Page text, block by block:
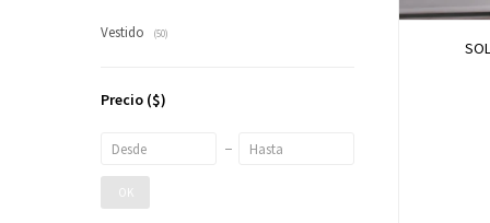
Vestido (50)
Precio ($)
OK